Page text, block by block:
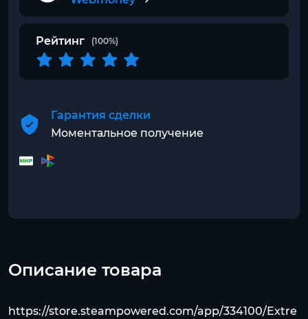
Рейтинг (100%)
Гарантия сделки
Моментальное получение
Описание товара
https://store.steampowered.com/app/334100/Extre